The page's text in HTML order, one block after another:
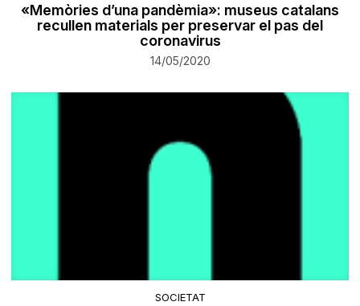
«Memòries d’una pandèmia»: museus catalans
recullen materials per preservar el pas del
coronavirus
14/05/2020
SOCIETAT